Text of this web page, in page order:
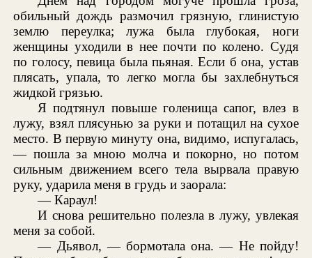
обильный дождь размочил грязную, глинистую
землю переулка; лужа была глубокая, ноги
женщины уходили в нее почти по колено. Судя
по голосу, певица была пьяная. Если б она, устав
плясать, упала, то легко могла бы захлебнуться
жидкой грязью.
Я подтянул повыше голенища сапог, влез в
лужу, взял плясунью за руки и потащил на сухое
место. В первую минуту она, видимо, испугалась,
— пошла за мною молча и покорно, но потом
сильным движением всего тела вырвала правую
руку, ударила меня в грудь и заорала:
— Караул!
И снова решительно полезла в лужу, увлекая
меня за собой.
— Дьявол, — бормотала она. — Не пойду!